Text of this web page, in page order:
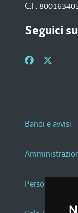
C.F.
Seguici su
Bandi e avvisi
Persone e Uffici